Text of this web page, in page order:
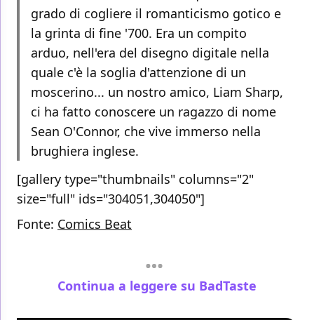
grado di cogliere il romanticismo gotico e
la grinta di fine '700. Era un compito
arduo, nell'era del disegno digitale nella
quale c'è la soglia d'attenzione di un
moscerino... un nostro amico, Liam Sharp,
ci ha fatto conoscere un ragazzo di nome
Sean O'Connor, che vive immerso nella
brughiera inglese.
[gallery type="thumbnails" columns="2"
size="full" ids="304051,304050"]
Fonte: Comics Beat
Continua a leggere su BadTaste